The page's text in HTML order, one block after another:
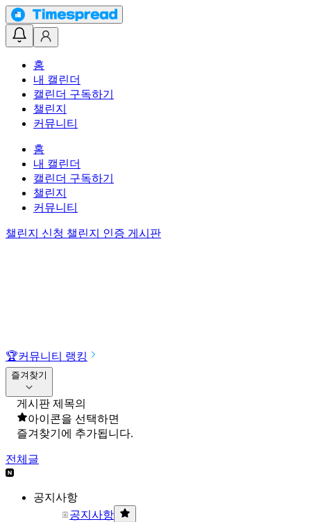
홈
내 캘린더
캘린더 구독하기
챌린지
커뮤니티
홈
내 캘린더
캘린더 구독하기
챌린지
커뮤니티
챌린지 신청 챌린지 인증 게시판
🏆커뮤니티 랭킹
즐겨찾기
게시판 제목의
아이콘을 선택하면
즐겨찾기에 추가됩니다.
전체글
공지사항
공지사항